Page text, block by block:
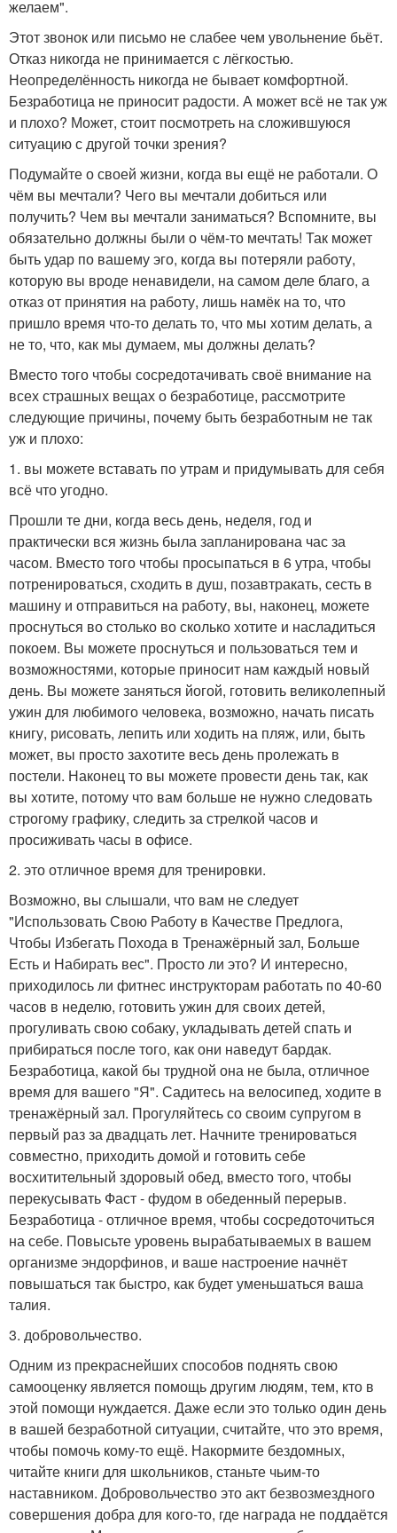
желаем".
Этот звонок или письмо не слабее чем увольнение бьёт.
Отказ никогда не принимается с лёгкостью.
Неопределённость никогда не бывает комфортной.
Безработица не приносит радости. А может всё не так уж
и плохо? Может, стоит посмотреть на сложившуюся
ситуацию с другой точки зрения?
Подумайте о своей жизни, когда вы ещё не работали. О
чём вы мечтали? Чего вы мечтали добиться или
получить? Чем вы мечтали заниматься? Вспомните, вы
обязательно должны были о чём-то мечтать! Так может
быть удар по вашему эго, когда вы потеряли работу,
которую вы вроде ненавидели, на самом деле благо, а
отказ от принятия на работу, лишь намёк на то, что
пришло время что-то делать то, что мы хотим делать, а
не то, что, как мы думаем, мы должны делать?
Вместо того чтобы сосредотачивать своё внимание на
всех страшных вещах о безработице, рассмотрите
следующие причины, почему быть безработным не так
уж и плохо:
1. вы можете вставать по утрам и придумывать для себя
всё что угодно.
Прошли те дни, когда весь день, неделя, год и
практически вся жизнь была запланирована час за
часом. Вместо того чтобы просыпаться в 6 утра, чтобы
потренироваться, сходить в душ, позавтракать, сесть в
машину и отправиться на работу, вы, наконец, можете
проснуться во столько во сколько хотите и насладиться
покоем. Вы можете проснуться и пользоваться тем и
возможностями, которые приносит нам каждый новый
день. Вы можете заняться йогой, готовить великолепный
ужин для любимого человека, возможно, начать писать
книгу, рисовать, лепить или ходить на пляж, или, быть
может, вы просто захотите весь день пролежать в
постели. Наконец то вы можете провести день так, как
вы хотите, потому что вам больше не нужно следовать
строгому графику, следить за стрелкой часов и
просиживать часы в офисе.
2. это отличное время для тренировки.
Возможно, вы слышали, что вам не следует
"Использовать Свою Работу в Качестве Предлога,
Чтобы Избегать Похода в Тренажёрный зал, Больше
Есть и Набирать вес". Просто ли это? И интересно,
приходилось ли фитнес инструкторам работать по 40-60
часов в неделю, готовить ужин для своих детей,
прогуливать свою собаку, укладывать детей спать и
прибираться после того, как они наведут бардак.
Безработица, какой бы трудной она не была, отличное
время для вашего "Я". Садитесь на велосипед, ходите в
тренажёрный зал. Прогуляйтесь со своим супругом в
первый раз за двадцать лет. Начните тренироваться
совместно, приходить домой и готовить себе
восхитительный здоровый обед, вместо того, чтобы
перекусывать Фаст - фудом в обеденный перерыв.
Безработица - отличное время, чтобы сосредоточиться
на себе. Повысьте уровень вырабатываемых в вашем
организме эндорфинов, и ваше настроение начнёт
повышаться так быстро, как будет уменьшаться ваша
талия.
3. добровольчество.
Одним из прекраснейших способов поднять свою
самооценку является помощь другим людям, тем, кто в
этой помощи нуждается. Даже если это только один день
в вашей безработной ситуации, считайте, что это время,
чтобы помочь кому-то ещё. Накормите бездомных,
читайте книги для школьников, станьте чьим-то
наставником. Добровольчество это акт безвозмездного
совершения добра для кого-то, где награда не поддаётся